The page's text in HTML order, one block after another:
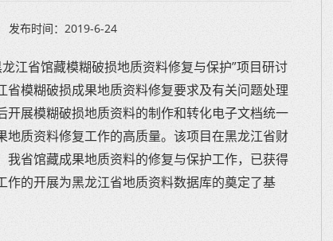
发布时间：2019-6-24
江省馆藏模糊破损地质资料修复与保护”项目研讨
模糊破损成果地质资料修复要求及有关问题处理
展模糊破损地质资料的制作和转化电子文档统一
质资料修复工作的高质量。该项目在黑龙江省财
省馆藏成果地质资料的修复与保护工作，已获得
的开展为黑龙江省地质资料数据库的奠定了基